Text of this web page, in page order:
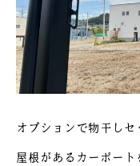
オプションで物干しセ
屋根があるカーポー